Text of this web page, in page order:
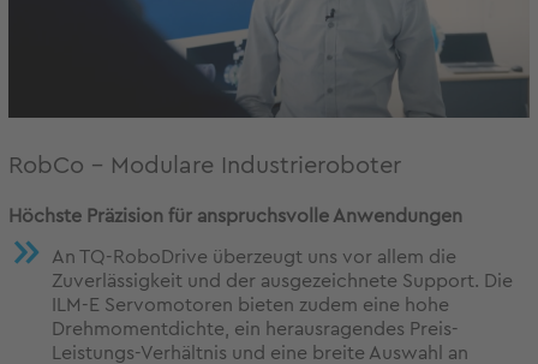
RobCo – Modulare Industrieroboter
Höchste Präzision für anspruchsvolle Anwendungen
An TQ-RoboDrive überzeugt uns vor allem die
Zuverlässigkeit und der ausgezeichnete Support. Die
ILM-E Servomotoren bieten zudem eine hohe
Drehmomentdichte, ein herausragendes Preis-
Leistungs-Verhältnis und eine breite Auswahl an